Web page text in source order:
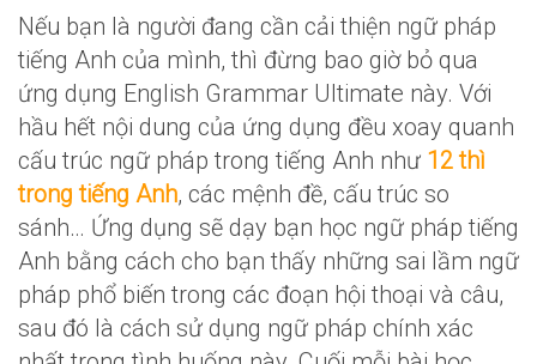
Nếu bạn là người đang cần cải thiện ngữ pháp
tiếng Anh của mình, thì đừng bao giờ bỏ qua
ứng dụng English Grammar Ultimate này. Với
hầu hết nội dung của ứng dụng đều xoay quanh
cấu trúc ngữ pháp trong tiếng Anh như 12 thì
trong tiếng Anh, các mệnh đề, cấu trúc so
sánh… Ứng dụng sẽ dạy bạn học ngữ pháp tiếng
Anh bằng cách cho bạn thấy những sai lầm ngữ
pháp phổ biến trong các đoạn hội thoại và câu,
sau đó là cách sử dụng ngữ pháp chính xác